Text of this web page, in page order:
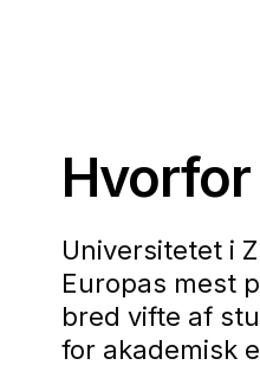
Universitetet i
Europas mest
bred vifte af
for akademisk